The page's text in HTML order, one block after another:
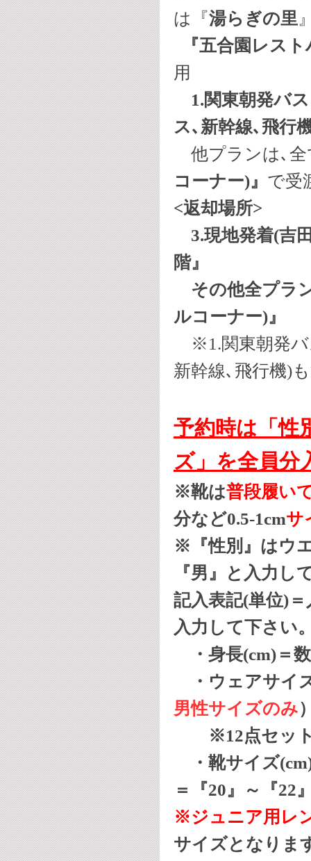
は『湯らぎの里
『五合園レス
用
1.関東朝発バ
ス､新幹線､飛行
他プランは､全
コーナー)』 で受
<返却場所>
3.現地発着(吉
階』
その他全プラ
ルコーナー)』
※1.関東朝発バ
新幹線､飛行機)
予約時は 「
ズ」 を全員分
※靴は普段履い
分など0.5-1cmサ
※『性別』はウ
『男』と入力し
記入表記(単位)
入力して下さい
・身長(cm)＝
・ウェアサイ
男性サイズのみ
※12点セット
・靴サイズ
＝『20』～『22
※ジュニア用レ
サイズとなりま